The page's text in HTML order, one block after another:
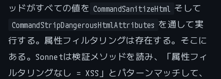
ッドがすべての値を CommandSanitizeHtml そして
CommandStripDangerousHtmlAttributes を通して実
行する。属性フィルタリングは存在する。そこに
ある。Sonnetは検証メソッドを読み、「属性フィ
ルタリングなし = XSS」とパターンマッチして、